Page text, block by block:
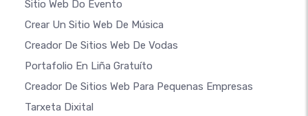
Sitio Web Do Evento
Crear Un Sitio Web De Música
Creador De Sitios Web De Vodas
Portafolio En Liña Gratuíto
Creador De Sitios Web Para Pequenas Empresas
Tarxeta Dixital